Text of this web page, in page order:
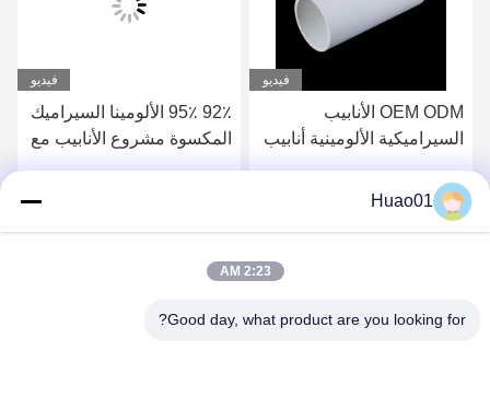
فيديو
OEM ODM الأنابيب
السيراميكية الألومينية أنابيب
فيديو
92٪ 95٪ الألومينا السيراميك
المكسوة مشروع الأنابيب مع
Huao01
2:23 AM
Good day, what product are you looking for?